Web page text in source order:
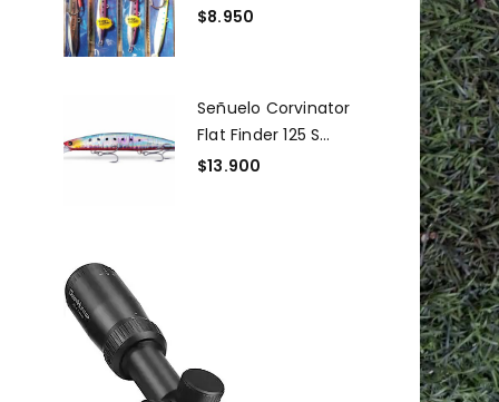
SPEED JIG ASJ150 g /
$8.950
Señuelo Corvinator
Flat Finder 125 S
Tourmaline
$13.900